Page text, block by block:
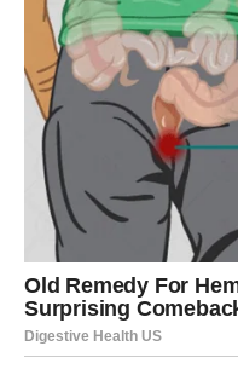
Sudbinski
bez reči
Događaj koji